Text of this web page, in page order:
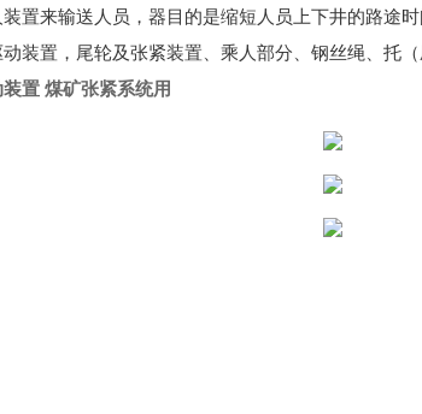
置来输送人员，器目的是缩短人员上下井的路途
置，尾轮及张紧装置、乘人部分、钢丝绳、托（
置 煤矿张紧系统用